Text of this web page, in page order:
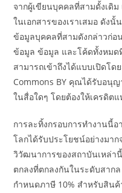
จากผู้เขียนบุคคลที่สามดั้งเดิ
ในเอกสารของเราเสมอ ดัง
ข้อมูลบุคคลที่สามดังกล่าวก่อ
ข้อมูล ข้อมูล และโค้ดทั้งหมด
สามารถเข้าถึงได้แบบเปิดโ
Commons BY คุณได้รับอนุ
ในสื่อใดๆ โดยต้องให้เครดิต
การละทิ้งกรอบการทำงานนี้อ
โลกได้รับประโยชน์อย่างมา
วิวัฒนาการของสถาบันเหล่
ตกลงที่ตกลงกันในระดับสาก
กำหนดภาษี 10% สำหรับสิน